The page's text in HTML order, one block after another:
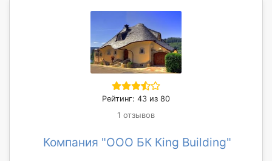
Рейтинг: 43 из 80
1 отзывов
Компания "ООО БК Кing Building"